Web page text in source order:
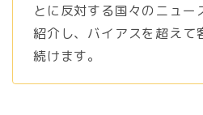
とに反対する国々のニュー
紹介し、バイアスを超えて
続けます。